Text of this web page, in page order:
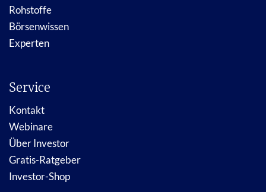
Rohstoffe
Börsenwissen
Experten
Service
Kontakt
Webinare
Über Investor
Gratis-Ratgeber
Investor-Shop